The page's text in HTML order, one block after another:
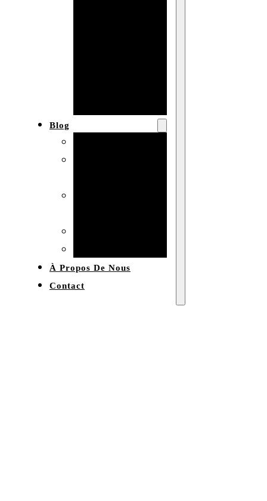
Blog
À Propos De Nous
Contact